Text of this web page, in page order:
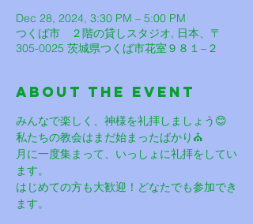
Dec 28, 2024, 3:30 PM – 5:00 PM
つくば市 ２階の貸しスタジオ, 日本、〒
305-0025 茨城県つくば市花室９８１−２
About The Event
みんなで楽しく、神様を礼拝しましょう😊
私たちの教会はまだ始まったばかり⛪️
月に一度集まって、いっしょに礼拝をしてい
ます。
はじめての方も大歓迎！どなたでも参加でき
ます。